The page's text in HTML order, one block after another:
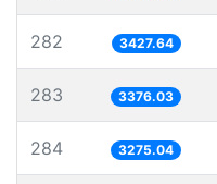
282 3427.64
283 3376.03
284 3275.04